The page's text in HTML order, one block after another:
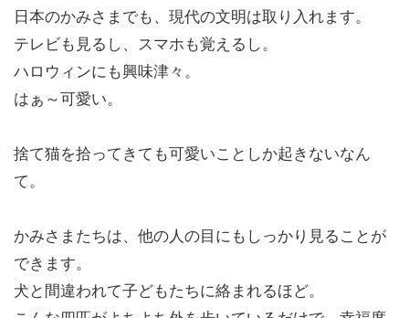
日本のかみさまでも、現代の文明は取り入れます。
テレビも見るし、スマホも覚えるし。
ハロウィンにも興味津々。
はぁ～可愛い。
捨て猫を拾ってきても可愛いことしか起きないなん
て。
かみさまたちは、他の人の目にもしっかり見ることが
できます。
犬と間違われて子どもたちに絡まれるほど。